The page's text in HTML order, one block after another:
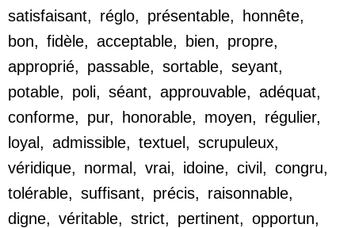
satisfaisant, réglo, présentable, honnête,
bon, fidèle, acceptable, bien, propre,
approprié, passable, sortable, seyant,
potable, poli, séant, approuvable, adéquat,
conforme, pur, honorable, moyen, régulier,
loyal, admissible, textuel, scrupuleux,
véridique, normal, vrai, idoine, civil, congru,
tolérable, suffisant, précis, raisonnable,
digne, véritable, strict, pertinent, opportun,